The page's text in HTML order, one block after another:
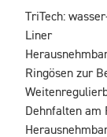
TriTech:
Liner
Ringösen zur
Dehnfalten am